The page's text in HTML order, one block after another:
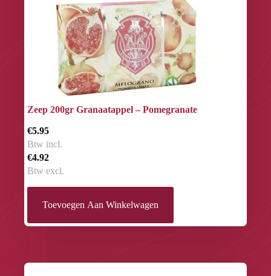
Zeep 200gr Granaatappel – Pomegranate
€5.95
Btw incl.
€4.92
Btw excl.
Toevoegen Aan Winkelwagen